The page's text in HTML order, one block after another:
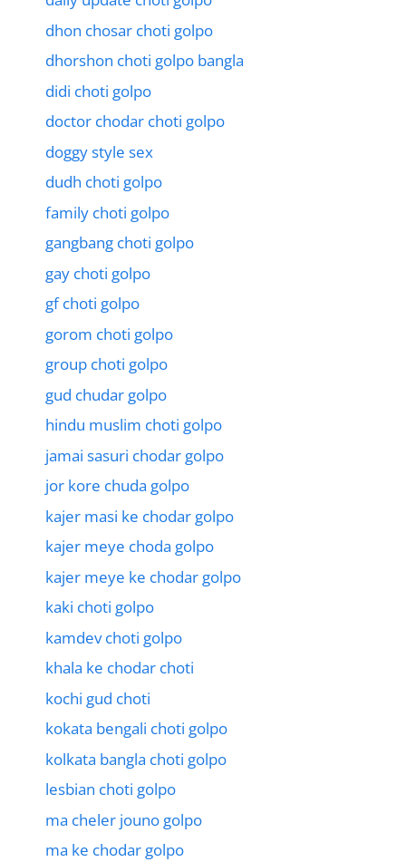
dhon chosar choti golpo
dhorshon choti golpo bangla
didi choti golpo
doctor chodar choti golpo
doggy style sex
dudh choti golpo
family choti golpo
gangbang choti golpo
gay choti golpo
gf choti golpo
gorom choti golpo
group choti golpo
gud chudar golpo
hindu muslim choti golpo
jamai sasuri chodar golpo
jor kore chuda golpo
kajer masi ke chodar golpo
kajer meye choda golpo
kajer meye ke chodar golpo
kaki choti golpo
kamdev choti golpo
khala ke chodar choti
kochi gud choti
kokata bengali choti golpo
kolkata bangla choti golpo
lesbian choti golpo
ma cheler jouno golpo
ma ke chodar golpo